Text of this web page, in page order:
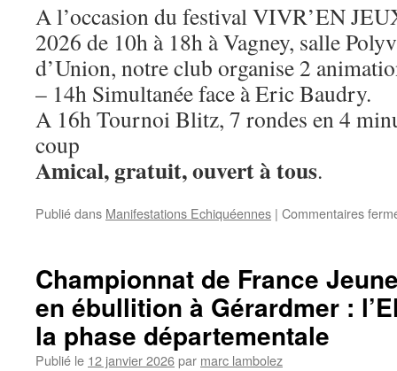
A l’occasion du festival VIVR’EN
2026 de 10h à 18h à Vagney, salle
d’Union, notre club organise 2
– 14h Simultanée face à Eric Baudry.
A 16h Tournoi Blitz, 7 rondes en 4
coup
Amical, gratuit, ouvert à tous.
Publié dans Manifestations Echiquéennes | Commentaires
Championnat de France
en ébullition à Gérardmer :
la phase départementale
Publié le 12 janvier 2026par marc lambolez